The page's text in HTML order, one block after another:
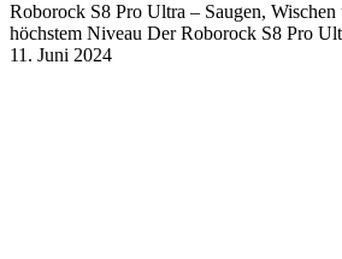
Roborock S8 Pro Ultra – Saugen,
höchstem Niveau Der Roborock S8 Pro
11. Juni 2024